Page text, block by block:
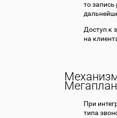
то
Доступ к
на
При
типа